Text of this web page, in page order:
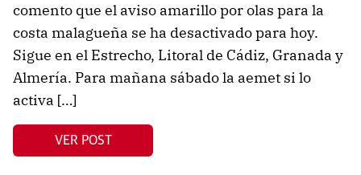
comento que el aviso amarillo por olas para la
costa malagueña se ha desactivado para hoy.
Sigue en el Estrecho, Litoral de Cádiz, Granada y
Almería. Para mañana sábado la aemet si lo
activa […]
VER POST